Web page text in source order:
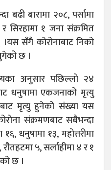
बढी बारामा २०८, पर्सामा
सिरहामा १ जना संक्रमित
सँगै कोरोनाबाट निको
छ ।
अनुसार पछिल्लो २४
धनुषामा एकजनाको मृत्यु
मृत्यु हुनेको संख्या यस
संक्रमणबाट सबैभन्दा
धनुषामा १३, महोत्तरीमा
५, सर्लाहीमा ४ र १
छ ।